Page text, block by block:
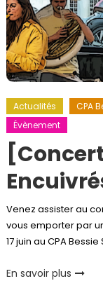
Actualités CPA
Évènement
Venez assister au
vous emporter par
17 juin au CPA Bessie
En savoir plus